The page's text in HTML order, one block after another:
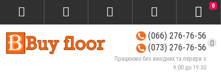
(066) 276-76-56
(073) 276-76-56
Працюємо без вихідних та перерв з
9:00 до 19:30
0